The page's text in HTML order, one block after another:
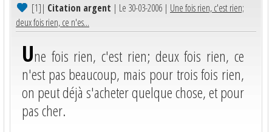
[1]| Citation argent | Le 30-03-2006 | Une fois rien, c'est rien;
deux fois rien, ce n'es...
Une fois rien, c'est rien; deux fois rien, ce
n'est pas beaucoup, mais pour trois fois rien,
on peut déjà s'acheter quelque chose, et pour
pas cher.